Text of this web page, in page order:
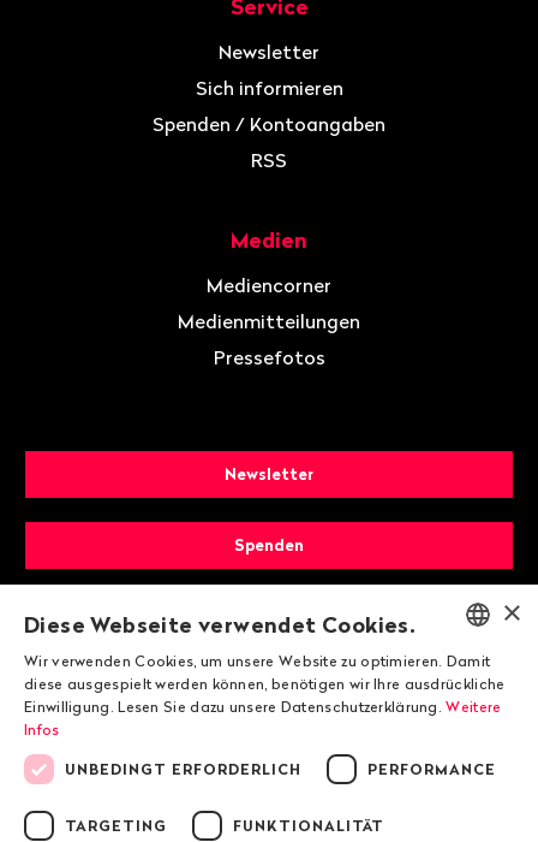
Service
Newsletter
Sich informieren
Spenden / Kontoangaben
RSS
Medien
Mediencorner
Medienmitteilungen
Pressefotos
Newsletter
Spenden
Mitglied werden
ENGLISH
DEUTSCH
×
Diese Webseite verwendet Cookies.
Wir verwenden Cookies, um unsere Website zu optimieren. Damit
diese ausgespielt werden können, benötigen wir Ihre ausdrückliche
Einwilligung. Lesen Sie dazu unsere Datenschutzerklärung. Weitere
Infos
UNBEDINGT ERFORDERLICH PERFORMANCE
TARGETING FUNKTIONALITÄT